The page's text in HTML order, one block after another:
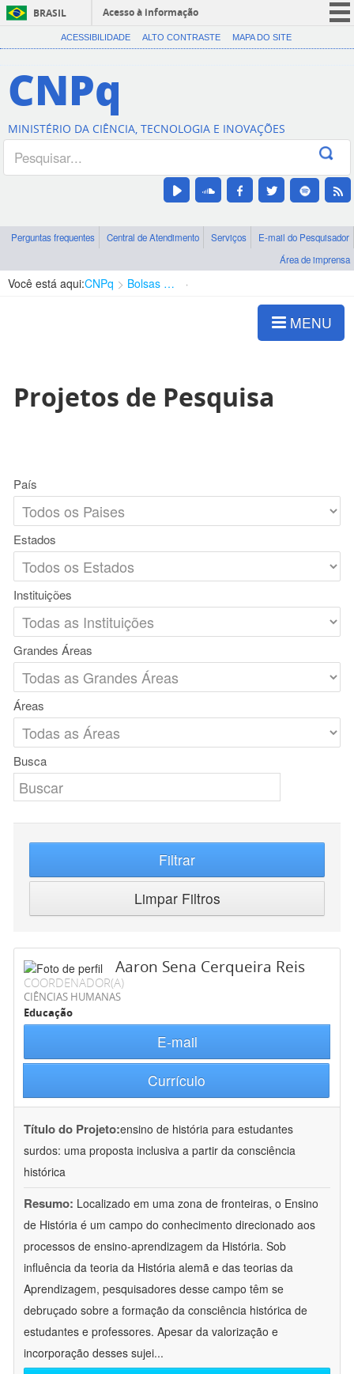
BRASIL
Acesso à informação
CORONAVÍRUS (COVID-19)
Canais
ACESSIBILIDADE ALTO CONTRASTE MAPA DO SITE
CNPq
MINISTÉRIO DA CIÊNCIA, TECNOLOGIA E INOVAÇÕES
Perguntas frequentes Central de Atendimento Serviços
E-mail do Pesquisador
Área de imprensa
Você está aqui:CNPq Bolsas e Auxílios Vigentes
MENU
Projetos de Pesquisa
País
Estados
Instituições
Grandes Áreas
Áreas
Busca
Filtrar
Limpar Filtros
Aaron Sena Cerqueira Reis
COORDENADOR(A)
CIÊNCIAS HUMANAS
Educação
E-mail
Currículo
Título do Projeto:ensino de história para estudantes
surdos: uma proposta inclusiva a partir da consciência
histórica
Resumo: Localizado em uma zona de fronteiras, o Ensino
de História é um campo do conhecimento direcionado aos
processos de ensino-aprendizagem da História. Sob
influência da teoria da História alemã e das teorias da
Aprendizagem, pesquisadores desse campo têm se
debruçado sobre a formação da consciência histórica de
estudantes e professores. Apesar da valorização e
incorporação desses sujei...